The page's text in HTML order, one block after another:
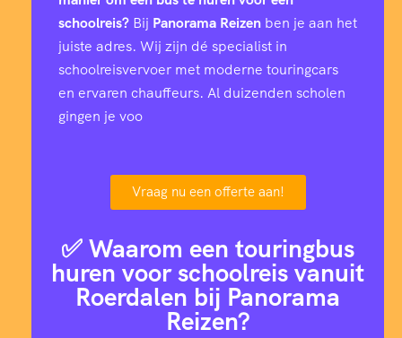
schoolreis? Bij Panorama Reizen ben je aan het
juiste adres. Wij zijn dé specialist in
schoolreisvervoer met moderne touringcars
en ervaren chauffeurs. Al duizenden scholen
gingen je voo
Vraag nu een offerte aan!
✅ Waarom een touringbus
huren voor schoolreis vanuit
Roerdalen bij Panorama
Reizen?